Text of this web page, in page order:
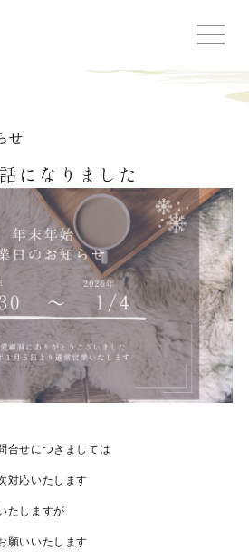
せ
になりました
合せにつきましては
対応いたします
たしますが
願いいたします